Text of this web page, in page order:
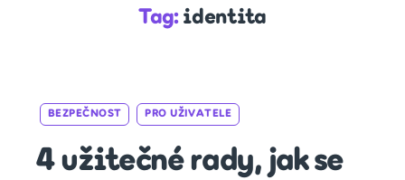
Tag: identita
Categories
BEZPEČNOST PRO UŽIVATELE
4 užitečné rady, jak se